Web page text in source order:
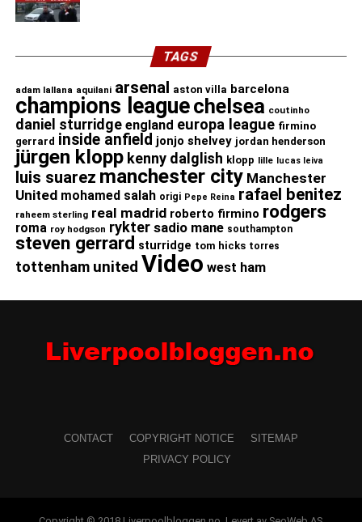
TAGS
adam lallana aquilani arsenal aston villa barcelona
champions leaguechelsea coutinho
daniel sturridge england europa league firmino
gerrard inside anfield jonjo shelvey jordan henderson
jürgen klopp kenny dalglish klopp lille lucas leiva
luis suarez manchester city Manchester
United mohamed salah origi Pepe Reina rafael benitez
raheem sterling real madrid roberto firmino rodgers
roma roy hodgson rykter sadio mane southampton
steven gerrard sturridge tom hicks torres
tottenham united Video west ham
CONTACT COPYRIGHT NOTICE
SITEMAP
PRIVACY POLICY